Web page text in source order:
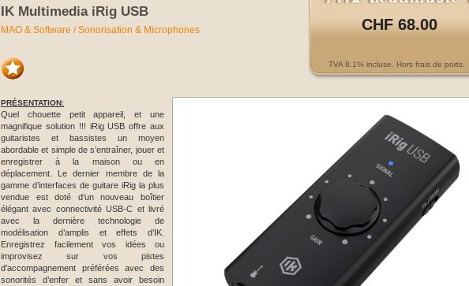
IK Multimedia iRig USB
MAO & Software / Sonorisation & Microphones CHF 68.00
TVA 8.1% incluse. Hors frais de ports.
PRÉSENTATION:
Quel chouette petit appareil, et une
magnifique solution !!! iRig USB offre aux
guitaristes et bassistes un moyen
abordable et simple de s’entraîner, jouer et
enregistrer à la maison ou en
déplacement. Le dernier membre de la
gamme d’interfaces de guitare iRig la plus
vendue est doté d’un nouveau boîtier
élégant avec connectivité USB-C et livré
avec la dernière technologie de
modélisation d’amplis et effets d’IK.
Enregistrez facilement vos idées ou
improvisez sur vos pistes
d’accompagnement préférées avec des
sonorités d’enfer et sans avoir besoin